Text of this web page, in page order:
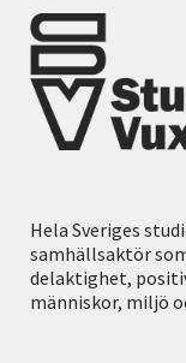
Hela Sveriges
samhällsaktör
delaktighet,
människor, miljö